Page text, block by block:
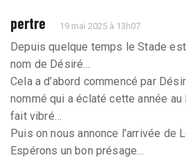
pertre 19 mai 2025 à 13h07
Depuis quelque temps le Stade
nom de Désiré…
Cela a d’abord commencé par
nommé qui a éclaté cette année au
fait vibré…
Puis on nous annonce l’arrivée de
Espérons un bon présage…